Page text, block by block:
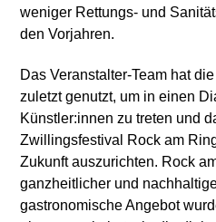
weniger Rettungs- und
den Vorjahren.
Das Veranstalter-Team hat
zuletzt genutzt, um in einen
Künstler:innen zu treten und
Zwillingsfestival Rock am
Zukunft auszurichten. Rock
ganzheitlicher und
gastronomische Angebot